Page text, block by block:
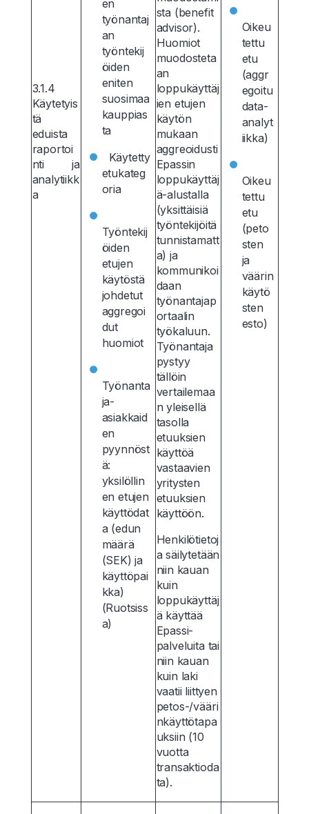
3.1.4
Käytetyis
tä
eduista
raportoi
nti ja
analytiikk
a
en
työnantaj
an
työntekij
öiden
eniten
suosimaa
kauppias
ta
Käytetty
etukateg
oria
Työntekij
öiden
etujen
käytöstä
johdetut
aggregoi
dut
huomiot
Työnanta
ja-
asiakkaid
en
pyynnöst
ä:
yksilöllin
en etujen
käyttödat
a (edun
määrä
(SEK) ja
käyttöpai
kka)
(Ruotsiss
a)
sta (benefit
advisor).
Huomiot
muodosteta
an
loppukäyttäj
ien etujen
käytön
mukaan
aggreoidusti
Epassin
loppukäyttäj
ä-alustalla
(yksittäisiä
työntekijöitä
tunnistamatt
a) ja
kommunikoi
daan
työnantajap
ortaalin
työkaluun.
Työnantaja
pystyy
tällöin
vertailemaa
n yleisellä
tasolla
etuuksien
käyttöä
vastaavien
yritysten
etuuksien
käyttöön.
Henkilötietoj
a säilytetään
niin kauan
kuin
loppukäyttäj
ä käyttää
Epassi-
palveluita tai
niin kauan
kuin laki
vaatii liittyen
petos-/vääri
nkäyttötapa
uksiin (10
vuotta
transaktioda
ta).
Oikeu
tettu
etu
(aggr
egoitu
data-
analyt
iikka)
Oikeu
tettu
etu
(peto
sten
ja
väärin
käytö
sten
esto)